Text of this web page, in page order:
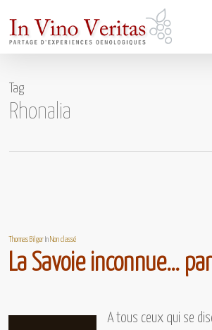
main
Tag
Rhonalia
Thomas Bilger InNon classé
La Savoie inconnue…
A tous ceux qui se